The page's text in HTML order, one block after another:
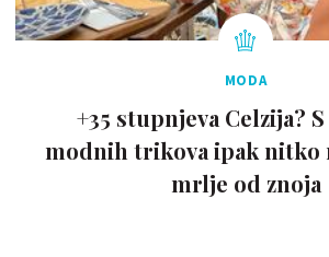
MODA
+35 stupnjeva Celzija?
modnih trikova ipak nitko
mrlje od znoja